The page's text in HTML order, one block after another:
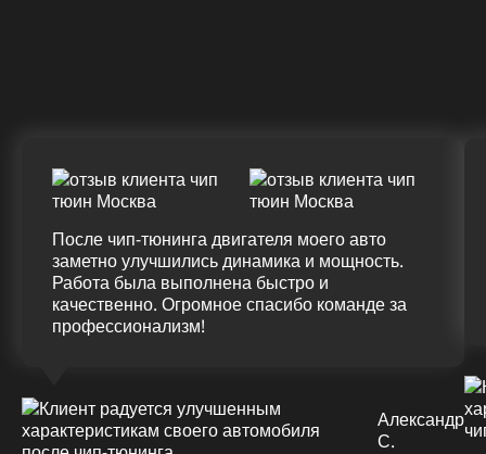
После чип-тюнинга двигателя моего авто
заметно улучшились динамика и мощность.
Работа была выполнена быстро и
качественно. Огромное спасибо команде за
профессионализм!
Александр
С.